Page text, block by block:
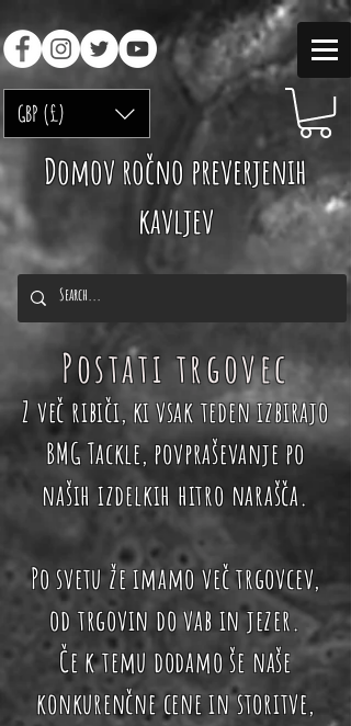
GBP (£)
Domov ročno preverjenih
kavljev
Postati trgovec
Z več ribiči,kivsak teden izbirajo
BMG Tackle, povpraševanje po
naših izdelkih hitro narašča.
Po svetu že imamo več trgovcev,
od trgovin do vab in jezer.
Če k temu dodamo še naše
konkurenčne cene in storitve,